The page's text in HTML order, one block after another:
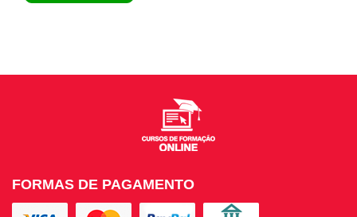
FORMAS DE PAGAMENTO